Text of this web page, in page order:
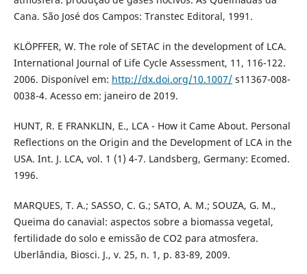
Cana. São José dos Campos: Transtec Editoral, 1991.
KLÖPFFER, W. The role of SETAC in the development of LCA.
International Journal of Life Cycle Assessment, 11, 116-122.
2006. Disponível em: http://dx.doi.org/10.1007/s11367-008-
0038-4. Acesso em: janeiro de 2019.
HUNT, R. E FRANKLIN, E., LCA - How it Came About. Personal
Reflections on the Origin and the Development of LCA in the
USA. Int. J. LCA, vol. 1 (1) 4-7. Landsberg, Germany: Ecomed.
1996.
MARQUES, T. A.; SASSO, C. G.; SATO, A. M.; SOUZA, G. M.,
Queima do canavial: aspectos sobre a biomassa vegetal,
fertilidade do solo e emissão de CO2 para atmosfera.
Uberlândia, Biosci. J., v. 25, n. 1, p. 83-89, 2009.